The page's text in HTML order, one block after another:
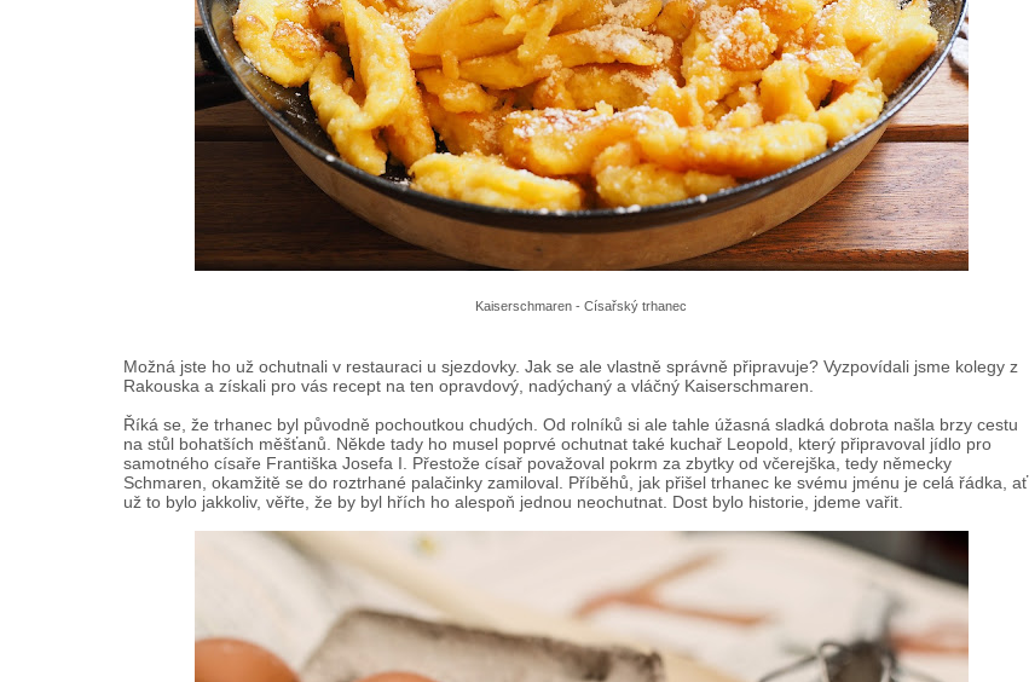
Kaiserschmaren - Císařský trhanec
Možná jste ho už ochutnali v restauraci u sjezdovky. Jak se ale vlastně správně připravuje? Vyzpovídali jsme kolegy z
Rakouska a získali pro vás recept na ten opravdový, nadýchaný a vláčný Kaiserschmaren.
Říká se, že trhanec byl původně pochoutkou chudých. Od rolníků si ale tahle úžasná sladká dobrota našla brzy cestu
na stůl bohatších měšťanů. Někde tady ho musel poprvé ochutnat také kuchař Leopold, který připravoval jídlo pro
samotného císaře Františka Josefa I. Přestože císař považoval pokrm za zbytky od včerejška, tedy německy
Schmaren, okamžitě se do roztrhané palačinky zamiloval. Příběhů, jak přišel trhanec ke svému jménu je celá řádka, ať
už to bylo jakkoliv, věřte, že by byl hřích ho alespoň jednou neochutnat. Dost bylo historie, jdeme vařit.